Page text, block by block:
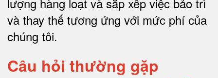
và thay thế tương ứng với mức phí của
chúng tôi.
Câu hỏi thường gặp